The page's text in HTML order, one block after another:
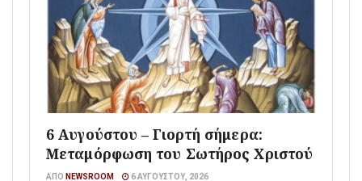
6 Αυγούστου – Γιορτή σήμερα:
Μεταμόρφωση του Σωτήρος Χριστού
ΑΠΌ NEWSROOM 6 ΑΥΓΟΎΣΤΟΥ, 2026